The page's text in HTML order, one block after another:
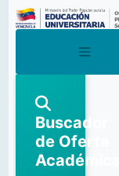
Buscador
de Oferta
Académica